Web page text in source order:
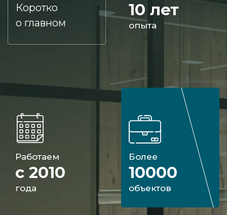
Коротко
о главном
10 лет
опыта
Работаем
с 2010
года
Более
10000
объектов